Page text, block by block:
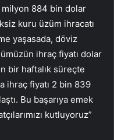
884 bin dolar
kuru üzüm ihracatı
yaşasada, döviz
ihraç fiyatı dolar
bir haftalık süreçte
ihraç fiyatı 2 bin 839
Bu başarıya emek
kutluyoruz”